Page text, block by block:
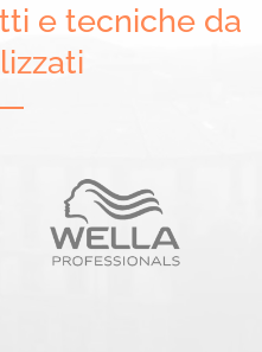
e tecniche da